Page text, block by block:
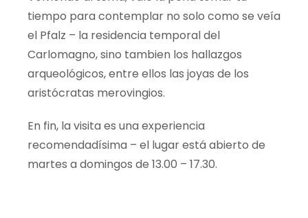
tiempo para contemplar no solo como se veía
el Pfalz – la residencia temporal del
Carlomagno, sino tambien los hallazgos
arqueológicos, entre ellos las joyas de los
aristócratas merovingios.
En fin, la visita es una experiencia
recomendadísima – el lugar está abierto de
martes a domingos de 13.00 – 17.30.